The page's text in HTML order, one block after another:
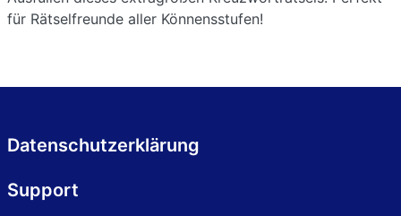
für Rätselfreunde aller Könnensstufen!
Datenschutzerklärung
Support